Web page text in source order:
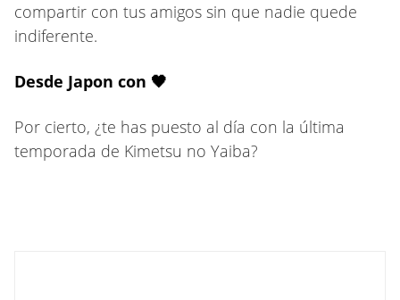
compartir con tus amigos sin que nadie quede
indiferente.
Desde Japon con 🖤
Por cierto, ¿te has puesto al día con la última
temporada de Kimetsu no Yaiba?